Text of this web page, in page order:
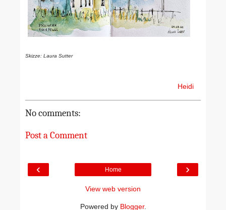
Skizze: Laura Sutter
Heidi
No comments:
Post a Comment
‹ ›
Home
View web version
Powered by Blogger.